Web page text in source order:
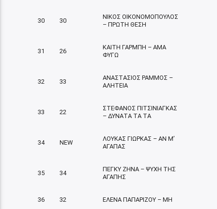
30 30
ΝΙΚΟΣ ΟΙΚΟΝΟΜΟΠΟΥΛΟΣ
– ΠΡΩΤΗ ΘΕΣΗ
31 26
ΚΑΙΤΗ ΓΑΡΜΠΗ – ΑΜΑ
ΦΥΓΩ
32 33
ΑΝΑΣΤΑΣΙΟΣ ΡΑΜΜΟΣ –
ΑΛΗΤΕΙΑ
33 22
ΣΤΕΦΑΝΟΣ ΠΙΤΣΙΝΙΑΓΚΑΣ
– ΔΥΝΑΤΑ ΤΑ ΤΑ
34 NEW
ΛΟΥΚΑΣ ΓΙΩΡΚΑΣ – ΑΝ Μ’
ΑΓΑΠΑΣ
35 34
ΠΕΓΚΥ ΖΗΝΑ – ΨΥΧΗ ΤΗΣ
ΑΓΑΠΗΣ
36 32 ΕΛΕΝΑ ΠΑΠΑΡΙΖΟΥ – ΜΗ